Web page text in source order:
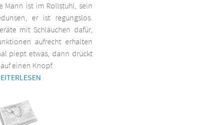
Mann ist im Rollstuhl, sein
er ist regungslos.
mit Schläuchen dafür,
aufrecht erhalten
piept etwas, dann drückt
einen Knopf.